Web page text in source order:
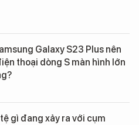
Galaxy S23 Plus nên
thoại dòng S màn hình lớn
gì đang xảy ra với cụm